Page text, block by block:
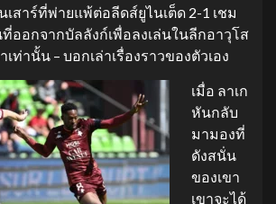
เสาร์ที่พ่ายแพ้ต่อลีดส์ยูไนเต็ด 2-1 เชม
ออกจากบัลลังก์เพื่อลงเล่นในลีกอาวุโส
ท่านั้น – บอกเล่าเรื่องราวของตัวเอง
เมื่อ ลาเก
หันกลับ
มามองที่
ดังสนั่น
ของเขา
เขาจะได้